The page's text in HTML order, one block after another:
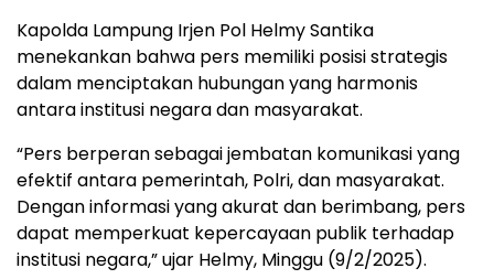
Kapolda Lampung Irjen Pol Helmy Santika
menekankan bahwa pers memiliki posisi strategis
dalam menciptakan hubungan yang harmonis
antara institusi negara dan masyarakat.
“Pers berperan sebagai jembatan komunikasi yang
efektif antara pemerintah, Polri, dan masyarakat.
Dengan informasi yang akurat dan berimbang, pers
dapat memperkuat kepercayaan publik terhadap
institusi negara,” ujar Helmy, Minggu (9/2/2025).